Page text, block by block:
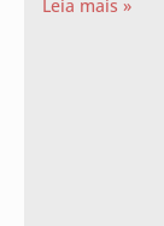
Leia mais »